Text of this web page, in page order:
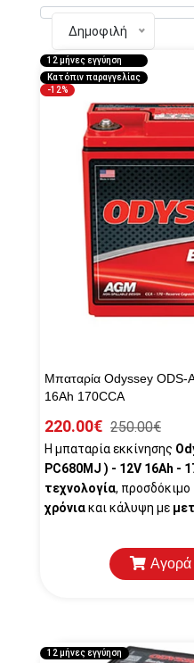
Δημοφιλή
-12%
12 μήνες εγγύηση
Κατόπιν παραγγελίας
Μπαταρία Odyssey
16Ah 170CCA
220.00€ 250.00€
Η μπαταρία εκκίνησης
PC680MJ ) - 12V 16Ah -
τεχνολογία,
χρόνιακαι κάλυψη με
Αγορά
12 μήνες εγγύηση